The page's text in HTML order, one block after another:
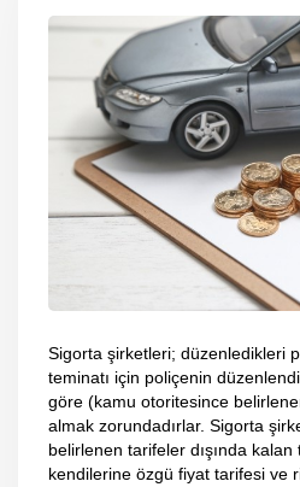
Sigorta şirketleri; düzenledikleri
teminatı için poliçenin
göre (kamu otoritesince
almak zorundadırlar. Sigorta
belirlenen tarifeler dışında
kendilerine özgü fiyat tarifesi ve